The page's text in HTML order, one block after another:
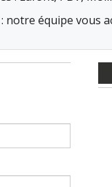
notre équipe vous